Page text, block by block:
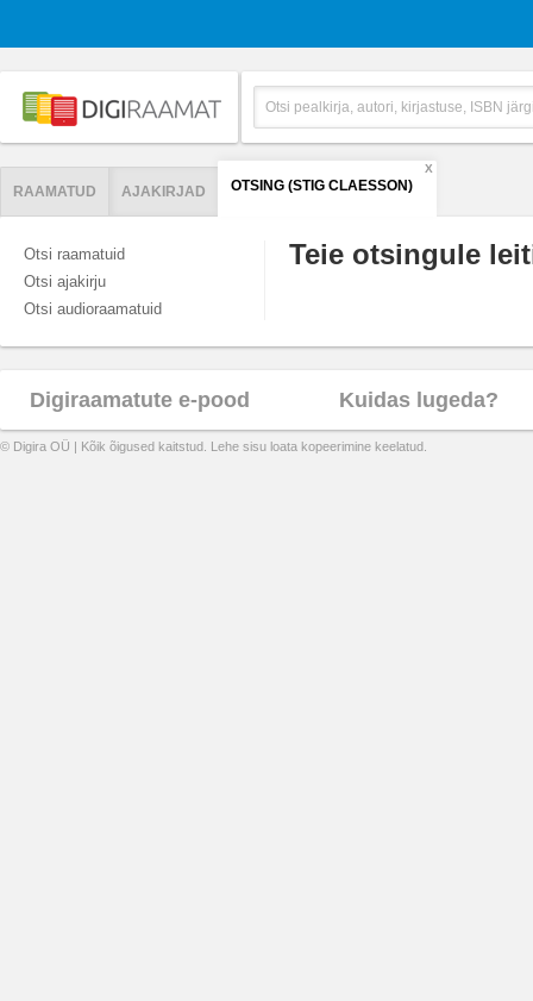
RAAMATUD AJAKIRJAD OTSING (STIG CLAESSON)
X
Otsi raamatuid
Otsi ajakirju
Otsi audioraamatuid
Teie otsingule
Digiraamatute e-pood Kuidas lugeda?
© Digira OÜ | Kõik õigused kaitstud. Lehe sisu loata kopeerimine keelatud.